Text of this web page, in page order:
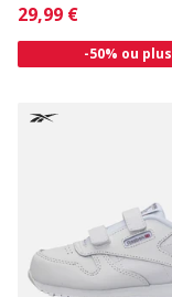
Current
29,99 €
-50% ou plus